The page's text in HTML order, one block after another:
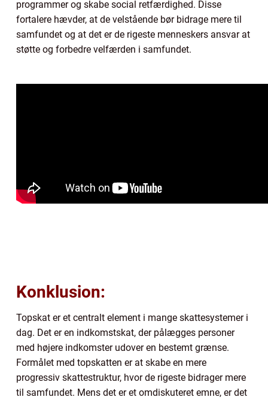
programmer og skabe social retfærdighed. Disse
fortalere hævder, at de velstående bør bidrage mere til
samfundet og at det er de rigeste menneskers ansvar at
støtte og forbedre velfærden i samfundet.
Konklusion:
Topskat er et centralt element i mange skattesystemer i
dag. Det er en indkomstskat, der pålægges personer
med højere indkomster udover en bestemt grænse.
Formålet med topskatten er at skabe en mere
progressiv skattestruktur, hvor de rigeste bidrager mere
til samfundet. Mens det er et omdiskuteret emne, er det